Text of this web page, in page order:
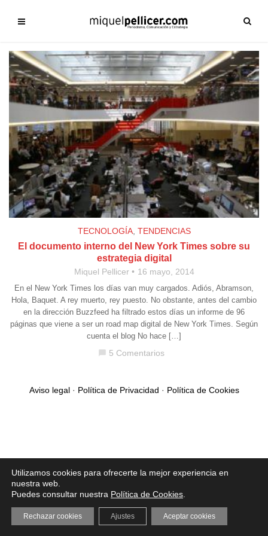
TECNOLOGÍA, TENDENCIAS
El documento interno del New York Times sobre su
estrategia digital
Miquel Pellicer 16 mayo, 2014
En el New York Times los días van muy cargados. Adiós, Abramson,
Hola, Baquet. A rey muerto, rey puesto. No obstante, antes del cambio
en la dirección Buzzfeed ha filtrado estos días un informe de 96
páginas que viene a ser un road map digital de New York Times. Según
cuenta el blog No hace […]
5 Comentarios
Aviso legal· Política de Privacidad · Política de Cookies
Utilizamos cookies para ofrecerte la mejor experiencia en
nuestra web.
Puedes consultar nuestra Política de Cookies
Aceptar cookies
Rechazar cookies Ajustes